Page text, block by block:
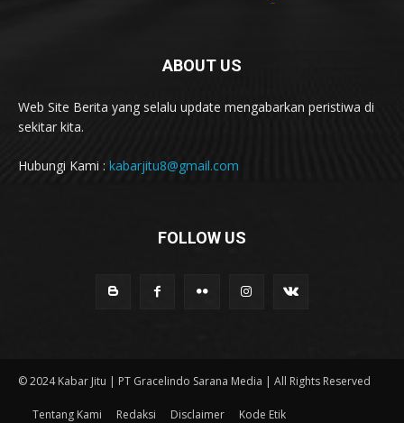
ABOUT US
Web Site Berita yang selalu update mengabarkan peristiwa di
sekitar kita.
Hubungi Kami : kabarjitu8@gmail.com
FOLLOW US
© 2024 Kabar Jitu | PT Gracelindo Sarana Media | All Rights Reserved
Tentang Kami Redaksi Disclaimer Kode Etik